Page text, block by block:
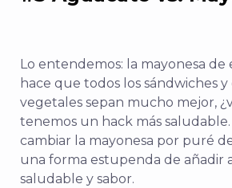
Lo entendemos: la mayonesa de
hace que todos los sándwiches
vegetales sepan mucho mejor,
tenemos un hack más
cambiar la mayonesa por puré
una forma estupenda de añadir
saludable y sabor.